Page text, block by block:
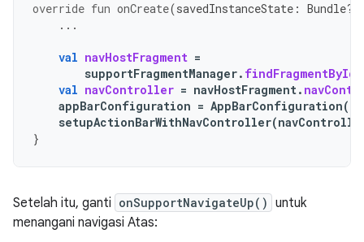
override fun onCreate(savedInstanceState : Bundle?)
...
val navHostFragment =
supportFragmentManager. findFragmentById
val navController = navHostFragment.
appBarConfiguration = AppBarConfiguration(
setupActionBarWithNavController(
}
Setelah itu, ganti onSupportNavigateUp() untuk
menangani navigasi Atas: